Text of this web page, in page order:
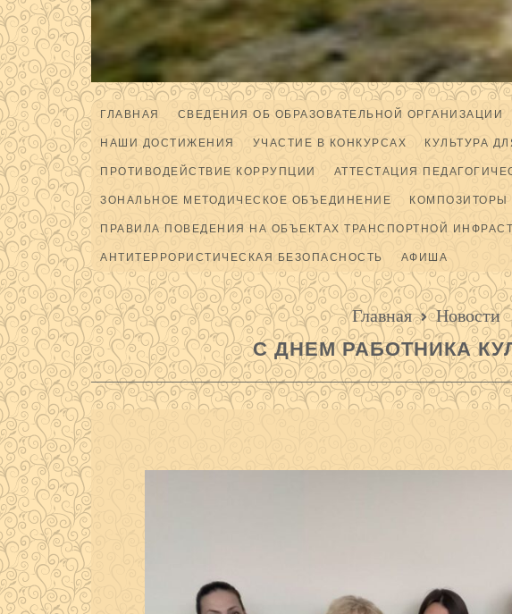
ГЛАВНАЯ СВЕДЕНИЯ ОБ ОБРАЗОВАТЕЛЬНОЙ ОРГАНИЗАЦИИ
НАШИ ДОСТИЖЕНИЯ УЧАСТИЕ В КОНКУРСАХ КУЛЬТУРА
ПРОТИВОДЕЙСТВИЕ КОРРУПЦИИ АТТЕСТАЦИЯ
ЗОНАЛЬНОЕ МЕТОДИЧЕСКОЕ ОБЪЕДИНЕНИЕ
ПРАВИЛА ПОВЕДЕНИЯ НА ОБЪЕКТАХ ТРАНСПОРТНОЙ
АНТИТЕРРОРИСТИЧЕСКАЯ БЕЗОПАСНОСТЬ АФИША
Главная Новости
С ДНЕМ РАБОТНИКА